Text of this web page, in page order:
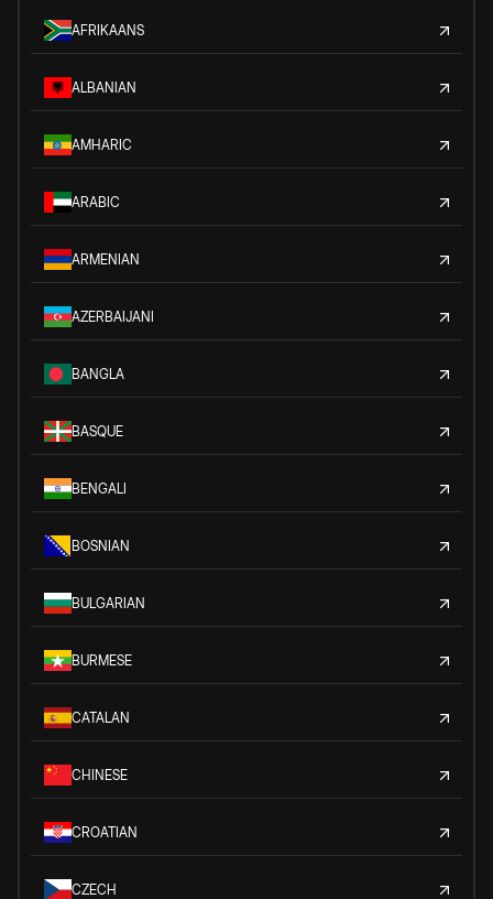
AFRIKAANS
ALBANIAN
AMHARIC
ARABIC
ARMENIAN
AZERBAIJANI
BANGLA
BASQUE
BENGALI
BOSNIAN
BULGARIAN
BURMESE
CATALAN
CHINESE
CROATIAN
CZECH